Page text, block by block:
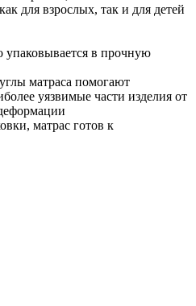
для взрослых, так и для детей
упаковывается в прочную
матраса помогают
уязвимые части изделия от
матрас готов к